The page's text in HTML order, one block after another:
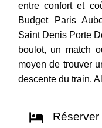
entre confort et
Budget Paris
Saint Denis Porte
boulot, un match
moyen de trouver
descente du train.